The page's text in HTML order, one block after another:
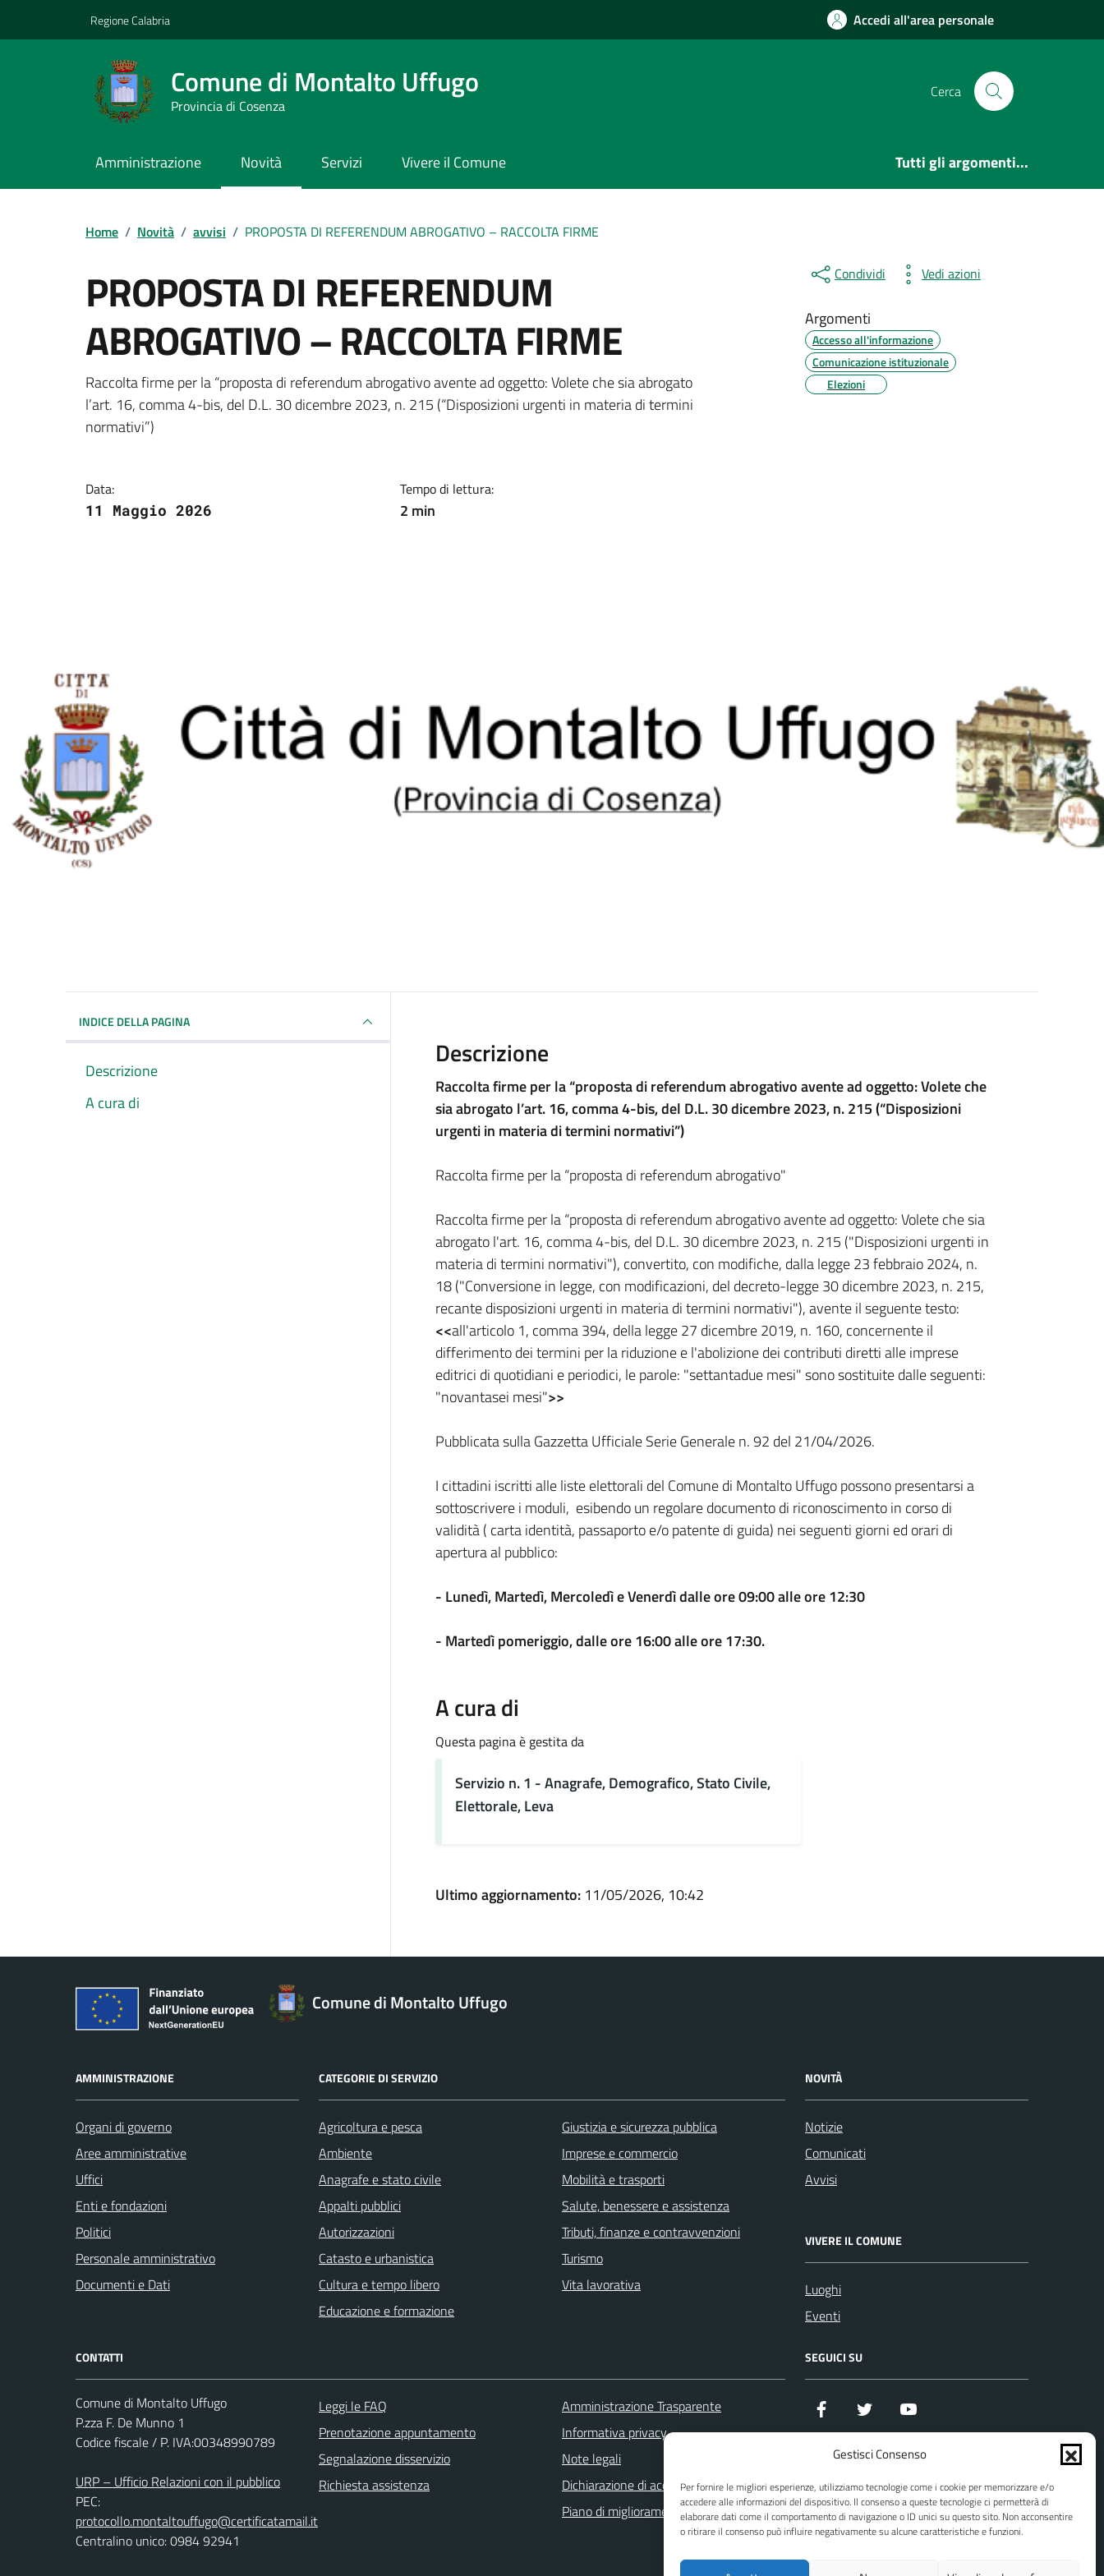
Gestisci Consenso
Per fornire le migliori esperienze, utilizziamo tecnologie come i cookie per memorizzare e/o
accedere alle informazioni del dispositivo. Il consenso a queste tecnologie ci permetterà di
elaborare dati come il comportamento di navigazione o ID unici su questo sito. Non acconsentire
o ritirare il consenso può influire negativamente su alcune caratteristiche e funzioni.
Regione Calabria Accedi all'area personale
Comune di Montalto Uffugo
Provincia di Cosenza
Cerca
Amministrazione Novità Servizi Vivere il Comune Tutti gli argomenti...
Home / Novità / avvisi / PROPOSTA DI REFERENDUM ABROGATIVO – RACCOLTA FIRME
PROPOSTA DI REFERENDUM
ABROGATIVO – RACCOLTA FIRME
Dettagli della notizia
Raccolta firme per la “proposta di referendum abrogativo avente ad oggetto: Volete che sia abrogato
l’art. 16, comma 4-bis, del D.L. 30 dicembre 2023, n. 215 (“Disposizioni urgenti in materia di termini
normativi”)
Data:
11 Maggio 2026
Tempo di lettura:
2 min
Condividi Vedi azioni
Argomenti
Accesso all'informazione
Comunicazione istituzionale
Elezioni
INDICE DELLA PAGINA
Descrizione
A cura di
Descrizione
Raccolta firme per la “proposta di referendum abrogativo avente ad oggetto: Volete che
sia abrogato l’art. 16, comma 4-bis, del D.L. 30 dicembre 2023, n. 215 (“Disposizioni
urgenti in materia di termini normativi”)
Raccolta firme per la “proposta di referendum abrogativo"
Raccolta firme per la “proposta di referendum abrogativo avente ad oggetto: Volete che sia
abrogato l'art. 16, comma 4-bis, del D.L. 30 dicembre 2023, n. 215 ("Disposizioni urgenti in
materia di termini normativi"), convertito, con modifiche, dalla legge 23 febbraio 2024, n.
18 ("Conversione in legge, con modificazioni, del decreto-legge 30 dicembre 2023, n. 215,
recante disposizioni urgenti in materia di termini normativi"), avente il seguente testo:
<<all'articolo 1, comma 394, della legge 27 dicembre 2019, n. 160, concernente il
differimento dei termini per la riduzione e l'abolizione dei contributi diretti alle imprese
editrici di quotidiani e periodici, le parole: "settantadue mesi" sono sostituite dalle seguenti:
"novantasei mesi">>
Pubblicata sulla Gazzetta Ufficiale Serie Generale n. 92 del 21/04/2026.
I cittadini iscritti alle liste elettorali del Comune di Montalto Uffugo possono presentarsi a
sottoscrivere i moduli, esibendo un regolare documento di riconoscimento in corso di
validità ( carta identità, passaporto e/o patente di guida) nei seguenti giorni ed orari di
apertura al pubblico:
- Lunedì, Martedì, Mercoledì e Venerdì dalle ore 09:00 alle ore 12:30
- Martedì pomeriggio, dalle ore 16:00 alle ore 17:30.
A cura di
Questa pagina è gestita da
Servizio n. 1 - Anagrafe, Demografico, Stato Civile,
Elettorale, Leva
Ultimo aggiornamento: 11/05/2026, 10:42
Comune di Montalto Uffugo
AMMINISTRAZIONE
Organi di governo
Aree amministrative
Uffici
Enti e fondazioni
Politici
Personale amministrativo
Documenti e Dati
CATEGORIE DI SERVIZIO
Agricoltura e pesca
Ambiente
Anagrafe e stato civile
Appalti pubblici
Autorizzazioni
Catasto e urbanistica
Cultura e tempo libero
Educazione e formazione
Giustizia e sicurezza pubblica
Imprese e commercio
Mobilità e trasporti
Salute, benessere e assistenza
Tributi, finanze e contravvenzioni
Turismo
Vita lavorativa
NOVITÀ
Notizie
Comunicati
Avvisi
VIVERE IL COMUNE
Luoghi
Eventi
CONTATTI
Comune di Montalto Uffugo
P.zza F. De Munno 1
Codice fiscale / P. IVA:00348990789
URP – Ufficio Relazioni con il pubblico
PEC:
protocollo.montaltouffugo@certificatamail.it
Centralino unico: 0984 92941
Leggi le FAQ
Prenotazione appuntamento
Segnalazione disservizio
Richiesta assistenza
Amministrazione Trasparente
Informativa privacy
Note legali
Dichiarazione di accessibilità
Piano di miglioramento dei servizi
SEGUICI SU
Facebook Twitter